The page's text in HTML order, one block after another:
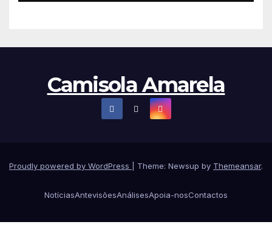
Camisola Amarela
Proudly powered by WordPress Theme: Newsup by Themeansar.
NotíciasAntevisõesAnálisesApoia-nosContactos